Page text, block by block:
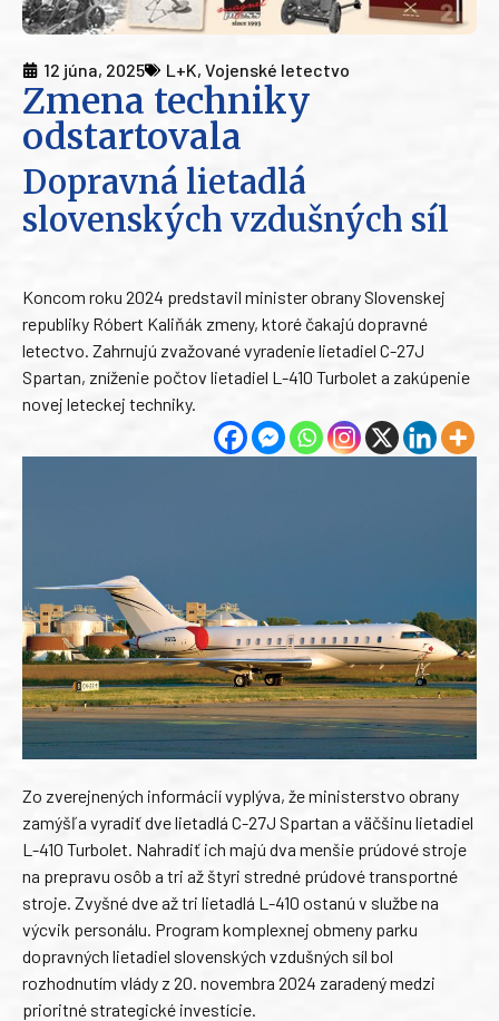
12 júna, 2025 L+K, Vojenské letectvo
Zmena techniky
odstartovala
Dopravná lietadlá
slovenských vzdušných síl
Koncom roku 2024 predstavil minister obrany Slovenskej
republiky Róbert Kaliňák zmeny, ktoré čakajú dopravné
letectvo. Zahrnujú zvažované vyradenie lietadiel C-27J
Spartan, zníženie počtov lietadiel L-410 Turbolet a zakúpenie
novej leteckej techniky.
Zo zverejnených informácií vyplýva, že ministerstvo obrany
zamýšľa vyradiť dve lietadlá C-27J Spartan a väčšinu lietadiel
L-410 Turbolet. Nahradiť ich majú dva menšie prúdové stroje
na prepravu osôb a tri až štyri stredné prúdové transportné
stroje. Zvyšné dve až tri lietadlá L-410 ostanú v službe na
výcvik personálu. Program komplexnej obmeny parku
dopravných lietadiel slovenských vzdušných síl bol
rozhodnutím vlády z 20. novembra 2024 zaradený medzi
prioritné strategické investície.